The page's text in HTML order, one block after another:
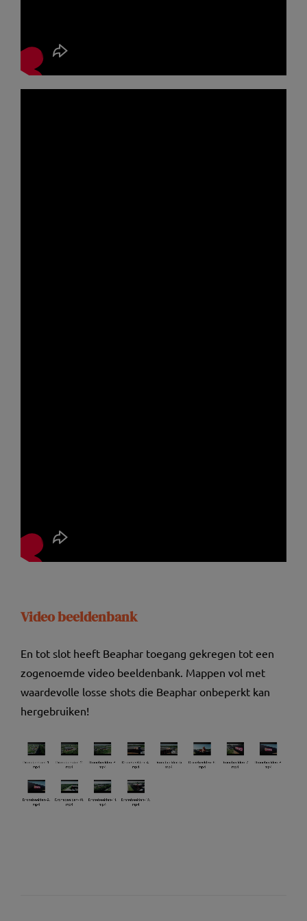
Video beeldenbank
En tot slot heeft Beaphar toegang gekregen tot een
zogenoemde video beeldenbank. Mappen vol met
waardevolle losse shots die Beaphar onbeperkt kan
hergebruiken!